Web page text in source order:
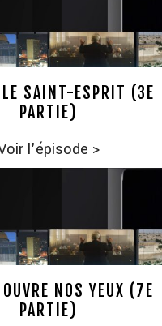
SAINT-ESPRIT (3E
PARTIE)
l'épisode >
NOS YEUX (7E
PARTIE)